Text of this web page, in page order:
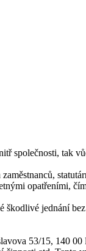
společnosti, tak
opatřeními,
jednání
53/15, 140 00